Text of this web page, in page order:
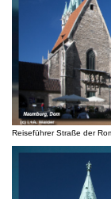
Reiseführer Straße der